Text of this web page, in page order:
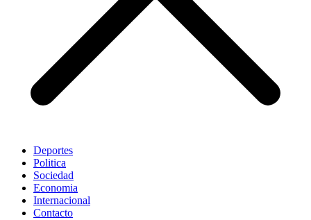
Deportes
Politica
Sociedad
Economia
Internacional
Contacto